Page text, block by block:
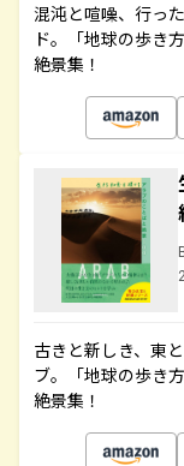
混沌と喧噪、行っ
ド。「地球の歩き
絶景集！
古きと新しき、東
ブ。「地球の歩き
絶景集！